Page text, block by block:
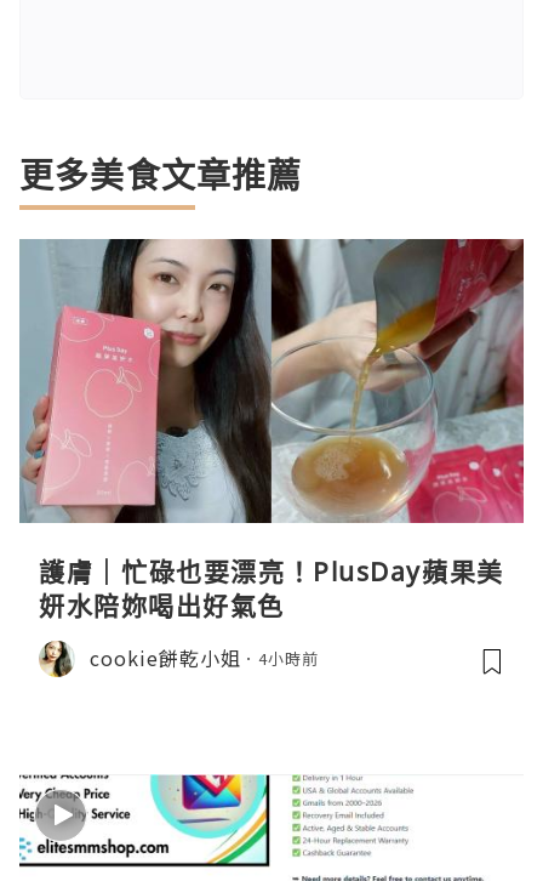
更多美食文章推薦
護膚｜忙碌也要漂亮！PlusDay蘋果美
妍水陪妳喝出好氣色
cookie餅乾小姐 4小時前